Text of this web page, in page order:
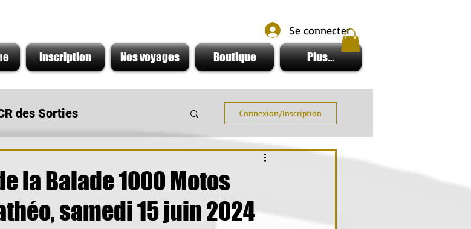
Se connecter
Inscription Nos voyages Boutique Plus...
des Sorties Connexion/Inscription
la Balade 1000 Motos
samedi 15 juin 2024